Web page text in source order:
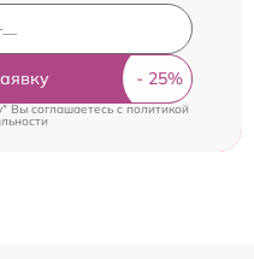
Вы соглашаетесь cполитикой